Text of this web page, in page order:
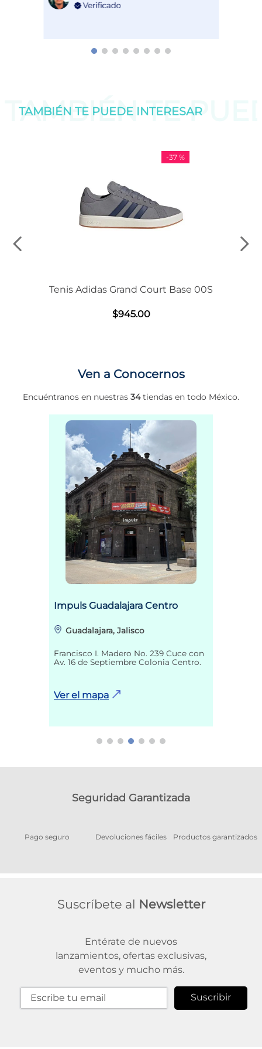
TAMBIÉN TE
TAMBIÉN TE PUEDE INTERESAR
-37 %
Tenis Adidas Grand Court Base 00S
$945.00
Ven a Conocernos
Encuéntranos en nuestras 34tiendas en todo México.
Impuls Guadalajara Centro
Guadalajara, Jalisco
Francisco I. Madero No. 239 Cuce con
Av. 16 de Septiembre Colonia Centro.
Ver el mapa
Seguridad Garantizada
Pago seguro Devoluciones fáciles Productos garantizados
Suscríbete al Newsletter
Entérate de nuevos
lanzamientos, ofertas exclusivas,
eventos y mucho más.
Suscribir